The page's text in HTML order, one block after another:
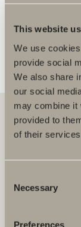
This website
We use
provide social
We also share
our social
may combine it
provided to
of their
Selection
Necessary
Preferences
Svedbergs i